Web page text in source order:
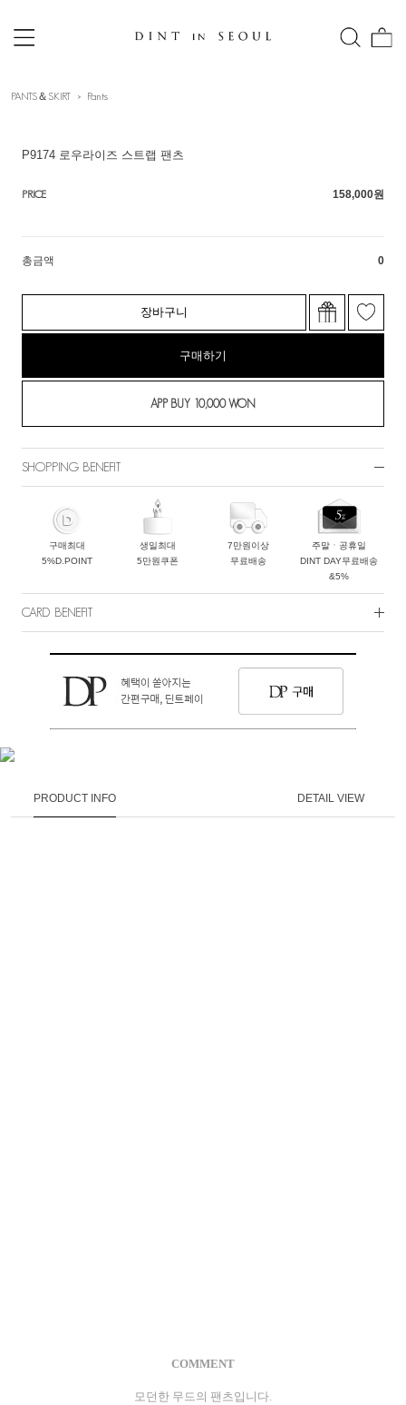
PANTS＆SKIRT Pants
P9174 로우라이즈 스트랩 팬츠
PRICE 158,000원
총금액 0
장바구니
구매하기
SHOPPING BENEFIT
구매최대
5%D.POINT
생일최대
5만원쿠폰
7만원이상
무료배송
주말ㆍ공휴일
DINT DAY무료배송
&5%
CARD BENEFIT
PRODUCT INFO DETAIL VIEW
COMMENT
모던한 무드의 팬츠입니다.